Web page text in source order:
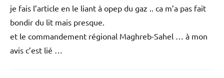
je fais l’article en le liant à opep du gaz .. ca m’a pas fait
bondir du lit mais presque.
et le commandement régional Maghreb-Sahel … à mon
avis c’est lié …